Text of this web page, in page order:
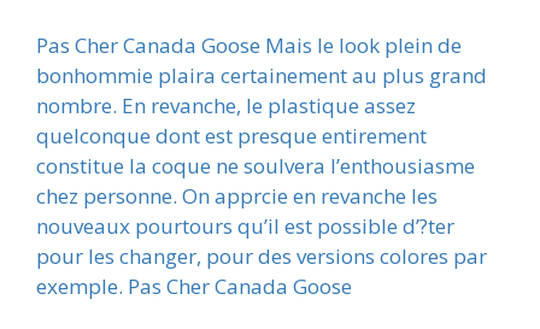
Pas Cher Canada Goose Mais le look plein de
bonhommie plaira certainement au plus grand
nombre. En revanche, le plastique assez
quelconque dont est presque entirement
constitue la coque ne soulvera l’enthousiasme
chez personne. On apprcie en revanche les
nouveaux pourtours qu’il est possible d’?ter
pour les changer, pour des versions colores par
exemple. Pas Cher Canada Goose